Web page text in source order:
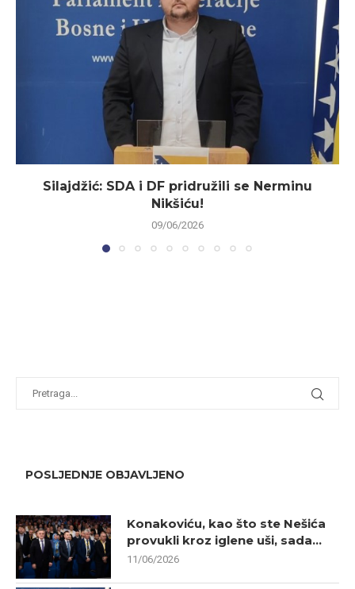
Silajdžić: SDA i DF pridružili se Nerminu
Nikšiću!
09/06/2026
POSLJEDNJE OBJAVLJENO
Konakoviću, kao što ste Nešića
provukli kroz iglene uši, sada...
11/06/2026